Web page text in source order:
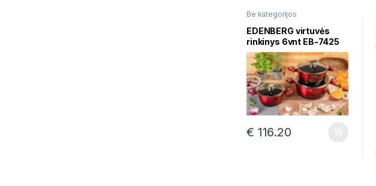
Be kategorijos
EDENBERG virtuvės
rinkinys 6vnt EB-7425
€ 116.20